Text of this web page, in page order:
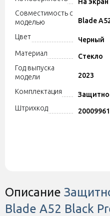
Совместимость с
моделью
Blade
Цвет
Черный
Материал
Стекло
Год выпуска
модели
2023
Комплектация
Штрихкод
Описание
Blade A52 Black